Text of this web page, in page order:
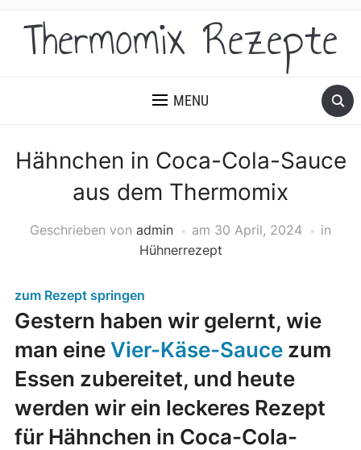
Thermomix Rezepte
MENU
Hähnchen in Coca-Cola-Sauce
aus dem Thermomix
Geschrieben von admin am 30 April, 2024
in
Hühnerrezept
zum Rezept springen
Gestern haben wir gelernt, wie
man eineVier-Käse-Saucezum
Essen zubereitet, und heute
werden wir ein leckeres Rezept
für Hähnchen in Coca-Cola-